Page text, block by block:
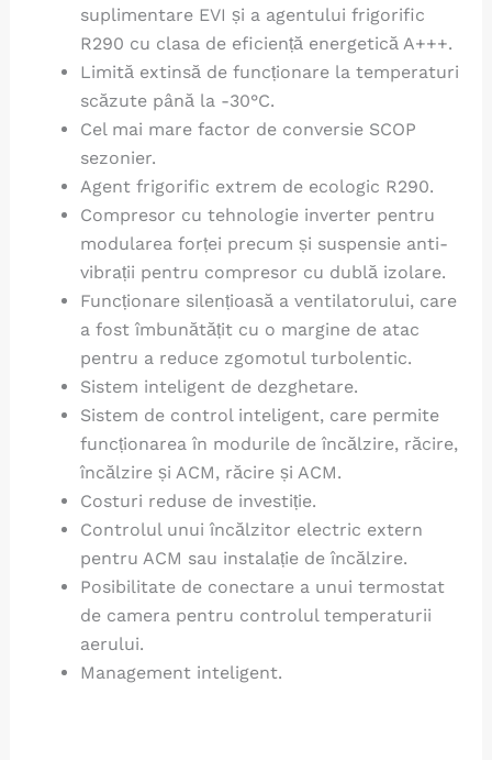
suplimentare EVI și a agentului frigorific
R290 cu clasa de eficiență energetică A+++.
Limită extinsă de funcționare la temperaturi
scăzute până la -30°C.
Cel mai mare factor de conversie SCOP
sezonier.
Agent frigorific extrem de ecologic R290.
Compresor cu tehnologie inverter pentru
modularea forței precum și suspensie anti-
vibrații pentru compresor cu dublă izolare.
Funcționare silențioasă a ventilatorului, care
a fost îmbunătățit cu o margine de atac
pentru a reduce zgomotul turbolentic.
Sistem inteligent de dezghetare.
Sistem de control inteligent, care permite
funcționarea în modurile de încălzire, răcire,
încălzire și ACM, răcire și ACM.
Costuri reduse de investiție.
Controlul unui încălzitor electric extern
pentru ACM sau instalație de încălzire.
Posibilitate de conectare a unui termostat
de camera pentru controlul temperaturii
aerului.
Management inteligent.